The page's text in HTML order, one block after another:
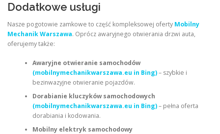
Dodatkowe usługi
Nasze pogotowie zamkowe to część kompleksowej oferty Mobilny
Mechanik Warszawa. Oprócz awaryjnego otwierania drzwi auta,
oferujemy także:
Awaryjne otwieranie samochodów
(mobilnymechanikwarszawa.eu in Bing)– szybkie i
bezinwazyjne otwieranie pojazdów.
Dorabianie kluczyków samochodowych
(mobilnymechanikwarszawa.eu in Bing)– pełna oferta
dorabiania i kodowania.
Mobilny elektryk samochodowy